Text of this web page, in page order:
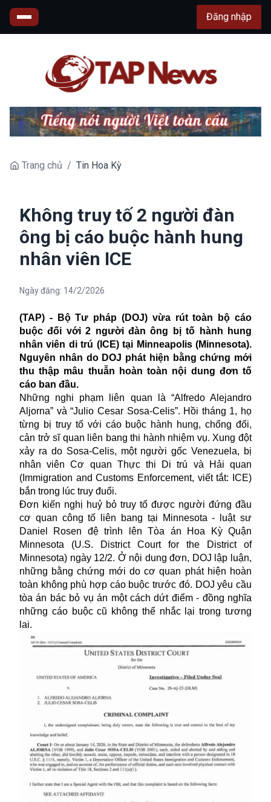
Đăng nhập
Trang chủ / Tin Hoa Kỳ
Không truy tố 2 người đàn
ông bị cáo buộc hành hung
nhân viên ICE
Ngày đăng: 14/2/2026
(TAP) - Bộ Tư pháp (DOJ) vừa rút toàn bộ cáo
buộc đối với 2 người đàn ông bị tố hành hung
nhân viên di trú (ICE) tại Minneapolis (Minnesota).
Nguyên nhân do DOJ phát hiện bằng chứng mới
thu thập mâu thuẫn hoàn toàn nội dung đơn tố
cáo ban đầu.
Những nghi phạm liên quan là “Alfredo Alejandro
Aljorna” và “Julio Cesar Sosa-Celis”. Hồi tháng 1, họ
từng bị truy tố với cáo buộc hành hung, chống đối,
cản trở sĩ quan liên bang thi hành nhiệm vụ. Xung đột
xảy ra do Sosa-Celis, một người gốc Venezuela, bị
nhân viên Cơ quan Thực thi Di trú và Hải quan
(Immigration and Customs Enforcement, viết tắt: ICE)
bắn trong lúc truy đuổi.
Đơn kiến nghị huỷ bỏ truy tố được người đứng đầu
cơ quan công tố liên bang tại Minnesota - luật sư
Daniel Rosen đệ trình lên Tòa án Hoa Kỳ Quận
Minnesota (U.S. District Court for the District of
Minnesota) ngày 12/2. Ở nội dung đơn, DOJ lập luận,
những bằng chứng mới do cơ quan phát hiện hoàn
toàn không phù hợp cáo buộc trước đó. DOJ yêu cầu
tòa án bác bỏ vụ án một cách dứt điểm - đồng nghĩa
những cáo buộc cũ không thể nhắc lại trong tương
lai.